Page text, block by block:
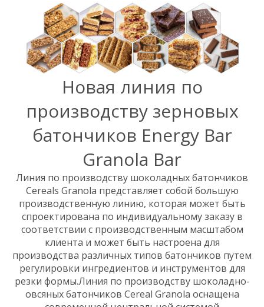
Новая линия по
производству зерновых
батончиков Energy Bar
Granola Bar
Линия по производству шоколадных батончиков
Cereals Granola представляет собой большую
производственную линию, которая может быть
спроектирована по индивидуальному заказу в
соответствии с производственным масштабом
клиента и может быть настроена для
производства различных типов батончиков путем
регулировки ингредиентов и инструментов для
резки формы.Линия по производству шоколадно-
овсяных батончиков Cereal Granola оснащена